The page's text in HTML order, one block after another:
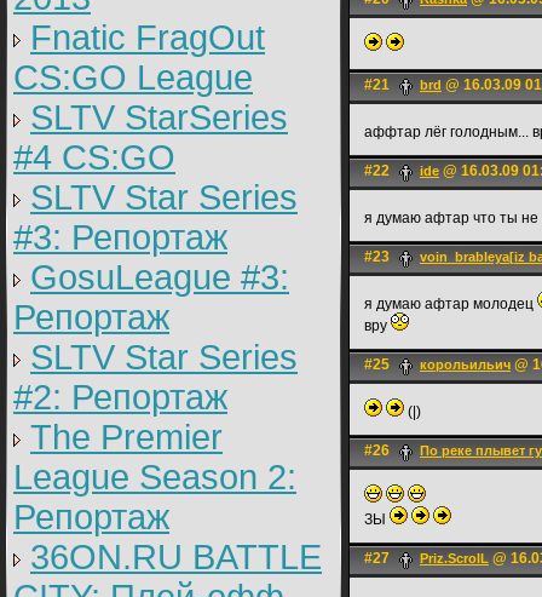
Fnatic FragOut
CS:GO League
SLTV StarSeries
#4 CS:GO
SLTV Star Series
#3: Репортаж
GosuLeague #3:
Репортаж
SLTV Star Series
#2: Репортаж
The Premier
League Season 2:
Репортаж
36ON.RU BATTLE
#21 brd @ 16.03.09
аффтар лёг голодным...
#22 ide @ 16.03.09
я думаю афтар что ты
#23 voin_brableya[iz
я думаю афтар молодец
вру
#25 корольильич @
(|)
#26 По реке плывет
ЗЫ
#27 Priz.ScrolL @